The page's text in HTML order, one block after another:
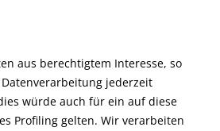
aus berechtigtem Interesse, so
jederzeit
würde auch für ein auf diese
Profiling gelten. Wir verarbeiten